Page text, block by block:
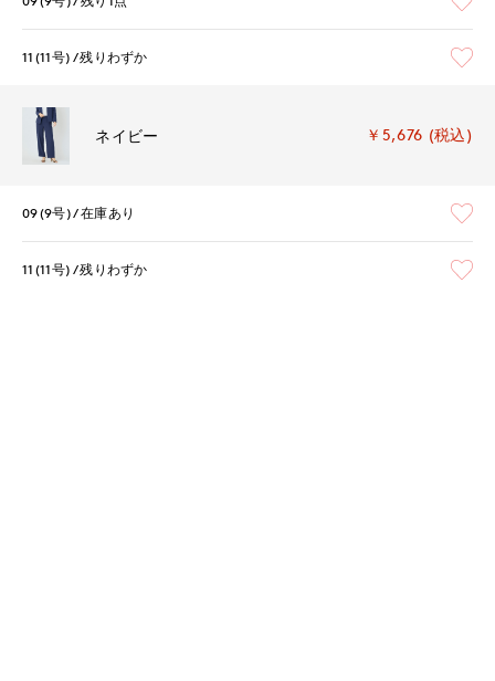
11(11号) 残りわずか
ネイビー ￥5,676 (税込)
09(9号) 在庫あり
11(11号) 残りわずか